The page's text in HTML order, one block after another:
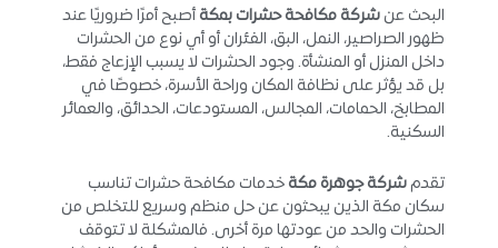
البحث عن شركة مكافحة حشرات بمكة أصبح أمرًا ضروريًا عند
ظهور الصراصير، النمل، البق، الفئران أو أي نوع من الحشرات
داخل المنزل أو المنشأة. وجود الحشرات لا يسبب الإزعاج فقط،
بل قد يؤثر على نظافة المكان وراحة الأسرة، خصوصًا في
المطابخ، الحمامات، المجالس، المستودعات، الحدائق، والعمائر
السكنية.
تقدمشركة جوهرة مكة خدمات مكافحة حشرات تناسب
سكان مكة الذين يبحثون عن حل منظم وسريع للتخلص من
الحشرات والحد من عودتها مرة أخرى. فالمشكلة لا تتوقف